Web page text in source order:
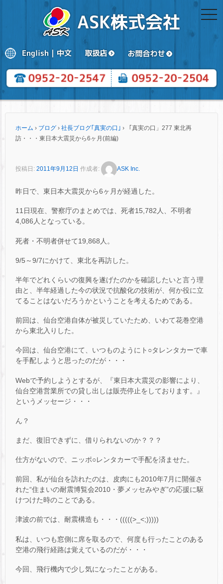
ホーム › ブログ › 社長ブログ｢真実の口｣ ›
「真実の口」277 東北再
訪・・・東日本大震災から6ヶ月(前編)
投稿日: 2011年9月12日 作成者: ASK Inc.
昨日で、東日本大震災から6ヶ月が経過した。
11日現在、警察庁のまとめでは、死者15,782人、不明者
4,086人となっている。
死者・不明者併せて19,868人。
9/5～9/7にかけて、東北を再訪した。
半年でどれくらいの復興を遂げたのかを確認したいと言う理
由と、半年経過した今の状況で抗酸化の技術が、何か役に立
てることはないだろうかということを考えるためである。
前回は、仙台空港自体が被災していたため、いわて花巻空港
から東北入りした。
今回は、仙台空港にて、いつものようにト○タレンタカーで車
を手配しようと思ったのだが・・・
Webで予約しようとするが、『東日本大震災の影響により、
仙台空港営業所での貸し出しは販売停止をしております。』
というメッセージ・・・
ん？
まだ、復旧できずに、借りられないのか？？？
仕方がないので、ニッポ○レンタカーで手配を済ませた。
前回、私が仙台を訪れたのは、皮肉にも2010年7月に開催さ
れた“住まいの耐震博覧会2010・夢メッセみやぎ”の応援に駆
けつけた時のことである。
津波の前では、耐震構造も・・・(((((>_<;)))))
私は、いつも窓側に席を取るので、何度も行ったことのある
空港の飛行経路は覚えているのだが・・・
今回、飛行機内で少し気になったことがある。